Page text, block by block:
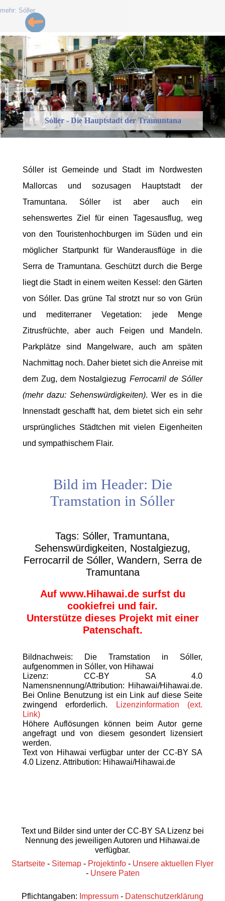
mehr: Sóller
Sóller - Die Hauptstadt der Tramuntana
Sóller ist Gemeinde und Stadt im Nordwesten
Mallorcas und sozusagen Hauptstadt der
Tramuntana. Sóller ist aber auch ein
sehenswertes Ziel für einen Tagesausflug, weg
von den Touristenhochburgen im Süden und ein
möglicher Startpunkt für Wanderausflüge in die
Serra de Tramuntana. Geschützt durch die Berge
liegt die Stadt in einem weiten Kessel: den Gärten
von Sóller. Das grüne Tal strotzt nur so von Grün
und mediterraner Vegetation: jede Menge
Zitrusfrüchte, aber auch Feigen und Mandeln.
Parkplätze sind Mangelware, auch am späten
Nachmittag noch. Daher bietet sich die Anreise mit
dem Zug, dem Nostalgiezug Ferrocarril de Sóller
(mehr dazu: Sehenswürdigkeiten). Wer es in die
Innenstadt geschafft hat, dem bietet sich ein sehr
ursprüngliches Städtchen mit vielen Eigenheiten
und sympathischem Flair.
Bild im Header: Die
Tramstation in Sóller
Tags: Sóller, Tramuntana,
Sehenswürdigkeiten, Nostalgiezug,
Ferrocarril de Sóller, Wandern, Serra de
Tramuntana
Auf www.Hihawai.de surfst du
cookiefrei und fair.
Unterstütze dieses Projekt mit einer
Patenschaft.
Bildnachweis: Die Tramstation in Sóller,
aufgenommen in Sóller, von Hihawai
Lizenz: CC-BY SA 4.0
Namensnennung/Attribution: Hihawai/Hihawai.de.
Bei Online Benutzung ist ein Link auf diese Seite
zwingend erforderlich.
Lizenzinformation (ext.
Link)
Höhere Auflösungen können beim Autor gerne
angefragt und von diesem gesondert lizensiert
werden.
Text von Hihawai verfügbar unter der CC-BY SA
4.0 Lizenz. Attribution: Hihawai/Hihawai.de
Text und Bilder sind unter der CC-BY SA Lizenz bei
Nennung des jeweiligen Autoren und Hihawai.de
verfügbar.
Startseite - Sitemap - Projektinfo - Unsere aktuellen Flyer
- Unsere Paten
Pflichtangaben: Impressum - Datenschutzerklärung